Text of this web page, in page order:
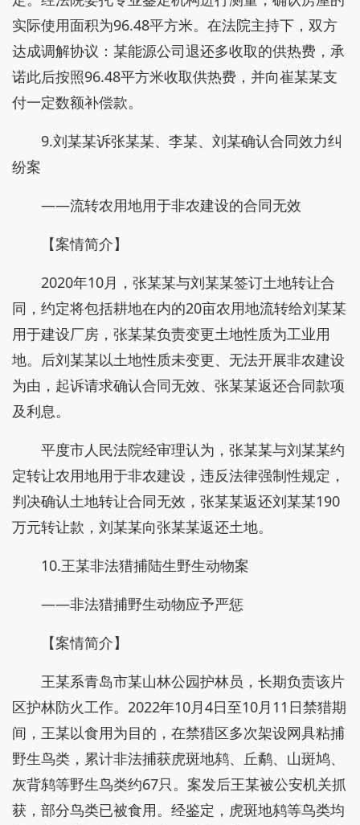
实际使用面积为96.48平方米。在法院主持下，双方
达成调解协议：某能源公司退还多收取的供热费，承
诺此后按照96.48平方米收取供热费，并向崔某某支
付一定数额补偿款。
9.刘某某诉张某某、李某、刘某确认合同效力纠
纷案
——流转农用地用于非农建设的合同无效
【案情简介】
2020年10月，张某某与刘某某签订土地转让合
同，约定将包括耕地在内的20亩农用地流转给刘某某
用于建设厂房，张某某负责变更土地性质为工业用
地。后刘某某以土地性质未变更、无法开展非农建设
为由，起诉请求确认合同无效、张某某返还合同款项
及利息。
平度市人民法院经审理认为，张某某与刘某某约
定转让农用地用于非农建设，违反法律强制性规定，
判决确认土地转让合同无效，张某某返还刘某某190
万元转让款，刘某某向张某某返还土地。
10.王某非法猎捕陆生野生动物案
——非法猎捕野生动物应予严惩
【案情简介】
王某系青岛市某山林公园护林员，长期负责该片
区护林防火工作。2022年10月4日至10月11日禁猎期
间，王某以食用为目的，在禁猎区多次架设网具粘捕
野生鸟类，累计非法捕获虎斑地鸫、丘鹬、山斑鸠、
灰背鸫等野生鸟类约67只。案发后王某被公安机关抓
获，部分鸟类已被食用。经鉴定，虎斑地鸫等鸟类均